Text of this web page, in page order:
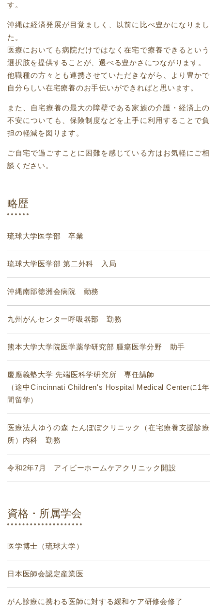
す。
沖縄は経済発展が目覚ましく、以前に比べ豊かになりまし
た。
医療においても病院だけではなく在宅で療養できるという
選択肢を提供することが、選べる豊かさにつながります。
他職種の方々とも連携させていただきながら、より豊かで
自分らしい在宅療養のお手伝いができればと思います。
また、自宅療養の最大の障壁である家族の介護・経済上の
不安についても、保険制度などを上手に利用することで負
担の軽減を図ります。
ご自宅で過ごすことに困難を感じている方はお気軽にご相
談ください。
略歴
琉球大学医学部 卒業
琉球大学医学部 第二外科 入局
沖縄南部徳洲会病院 勤務
九州がんセンター呼吸器部 勤務
熊本大学大学院医学薬学研究部 腫瘍医学分野 助手
慶應義塾大学 先端医科学研究所 専任講師
（途中Cincinnati Children's Hospital Medical Centerに1年
間留学）
医療法人ゆうの森 たんぽぽクリニック（在宅療養支援診療
所）内科 勤務
令和2年7月 アイビーホームケアクリニック開設
資格・所属学会
医学博士（琉球大学）
日本医師会認定産業医
がん診療に携わる医師に対する緩和ケア研修会修了